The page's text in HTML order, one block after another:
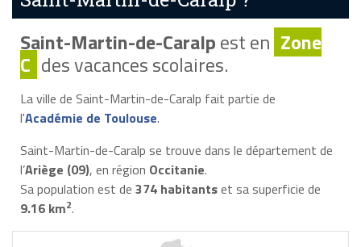
Saint-Martin-de-Caralpest en Zone
C des vacances scolaires.
La ville de Saint-Martin-de-Caralp fait partie de
l'Académie de Toulouse.
Saint-Martin-de-Caralp se trouve dans le département de
l’Ariège (09), en région Occitanie.
Sa population est de 374 habitantset sa superficie de
9.16 km2.